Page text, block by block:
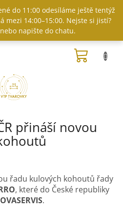
do 11:00 odesíláme ještě tentýž
mezi 14:00–15:00. Nejste si jistí?
napište do chatu.
přináší novou
řadu kulových kohoutů řady
, které do České republiky
.